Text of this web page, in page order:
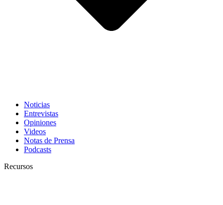
Noticias
Entrevistas
Opiniones
Videos
Notas de Prensa
Podcasts
Recursos